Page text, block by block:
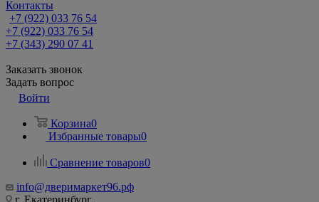
Контакты
+7 (922) 033 76 54
+7 (922) 033 76 54
+7 (343) 290 07 41
Заказать звонок
Задать вопрос
Войти
Корзина0
Избранные товары0
Сравнение товаров0
info@дверимаркет96.рф
г. Екатеринбург,